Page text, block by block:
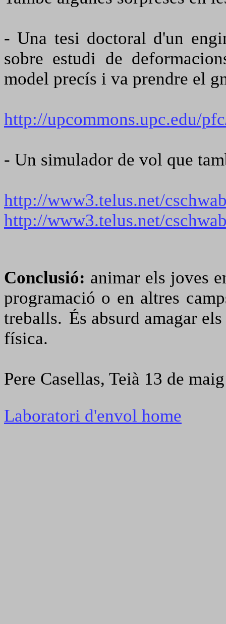
- Una tesi doctoral d'un
sobre estudi de
model precís i va prendre el
http://upcommons.upc.edu/
- Un simulador de vol que
http://www3.telus.net/
http://www3.telus.net/
Conclusió: animar els joves
programació o en altres
treballs. És absurd amagar
física.
Pere Casellas, Teià 13 de
Laboratori d'envol home